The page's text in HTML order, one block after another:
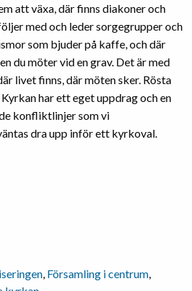
att växa, där finns diakoner och
med och leder sorgegrupper och
som bjuder på kaffe, och där
du möter vid en grav. Det är med
livet finns, där möten sker. Rösta
har ett eget uppdrag och en
konfliktlinjer som vi
dra upp inför ett kyrkoval.
, Församling i centrum,